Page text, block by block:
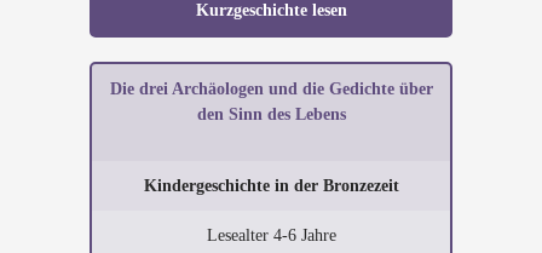
Kurzgeschichte lesen
Die drei Archäologen und die Gedichte über
den Sinn des Lebens
Kindergeschichte in der Bronzezeit
Lesealter 4-6 Jahre